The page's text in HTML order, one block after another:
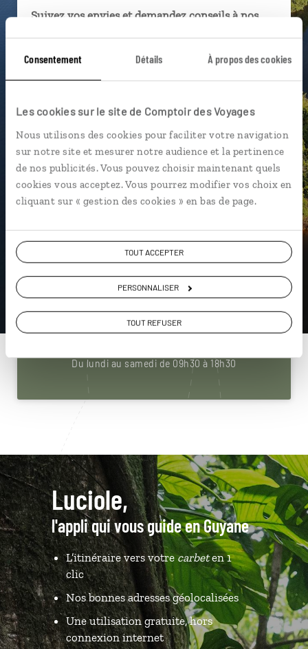
Consentement Détails À propos des cookies
Les cookies sur le site de Comptoir des Voyages
Nous utilisons des cookies pour faciliter votre navigation
sur notre site et mesurer notre audience et la pertinence
de nos publicités. Vous pouvez choisir maintenant quels
cookies vous acceptez. Vous pourrez modifier vos choix en
cliquant sur « gestion des cookies » en bas de page.
TOUT ACCEPTER
PERSONNALISER
TOUT REFUSER
Suivez vos envies et demandez conseils à nos
Ils sauront organiser votre itinéraire au plus
près de vos envies et de la réalité du pays.
connectés en agence, mais aussi par email ou
téléphone.
Vous gardez le même interlocuteur avant,
pendant et après votre voyage.
DEMANDER UN DEVIS
ou
Construisez votre voyage avec un spécialiste Guyane
01 84 74 99 39
Du lundi au samedi de 09h30 à 18h30
Luciole,
l'appli qui vous guide en Guyane
L’itinéraire vers votrecarbeten 1
clic
Nos bonnes adresses géolocalisées
Une utilisation gratuite, hors
connexion internet